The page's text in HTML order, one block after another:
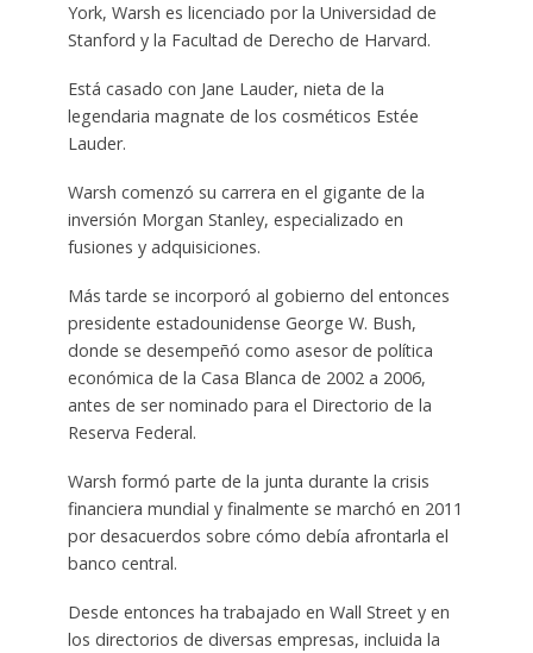
York, Warsh es licenciado por la Universidad de
Stanford y la Facultad de Derecho de Harvard.
Está casado con Jane Lauder, nieta de la
legendaria magnate de los cosméticos Estée
Lauder.
Warsh comenzó su carrera en el gigante de la
inversión Morgan Stanley, especializado en
fusiones y adquisiciones.
Más tarde se incorporó al gobierno del entonces
presidente estadounidense George W. Bush,
donde se desempeñó como asesor de política
económica de la Casa Blanca de 2002 a 2006,
antes de ser nominado para el Directorio de la
Reserva Federal.
Warsh formó parte de la junta durante la crisis
financiera mundial y finalmente se marchó en 2011
por desacuerdos sobre cómo debía afrontarla el
banco central.
Desde entonces ha trabajado en Wall Street y en
los directorios de diversas empresas, incluida la